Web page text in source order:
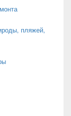
пляжей,